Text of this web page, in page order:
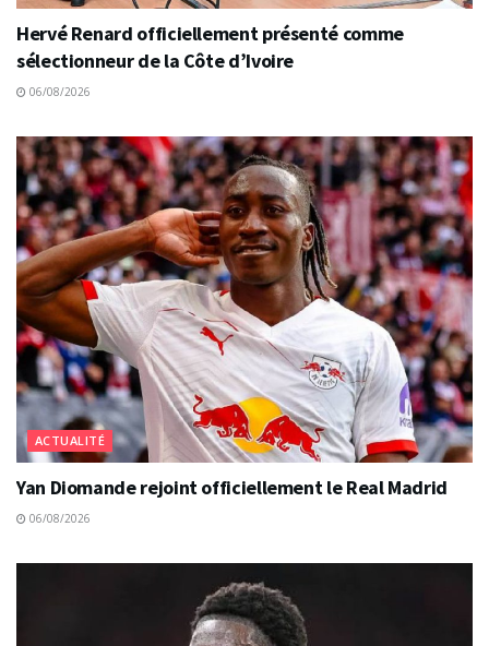
Hervé Renard officiellement présenté comme
sélectionneur de la Côte d’Ivoire
06/08/2026
ACTUALITÉ
Yan Diomande rejoint officiellement le Real Madrid
06/08/2026